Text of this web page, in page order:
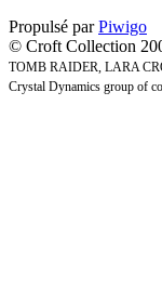
Propulsé parPiwigo
© Croft Collection
TOMB RAIDER, LARA
Crystal Dynamics group of